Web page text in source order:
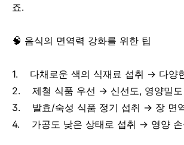
죠.
🧠 음식의 면역력 강화를 위한 팁
1. 다채로운 색의 식재료 섭취 → 다양
2. 제철 식품 우선 → 신선도, 영양밀도
3. 발효/숙성 식품 정기 섭취 → 장 면
4. 가공도 낮은 상태로 섭취 → 영양 손